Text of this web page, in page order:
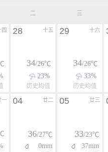
二 三
四 十五
28
34/26℃
23%
历史均值
十六
29
34/26℃
33%
历史均值
一 廿二
04
36/27℃
0mm
廿三
05
33/23℃
37mm